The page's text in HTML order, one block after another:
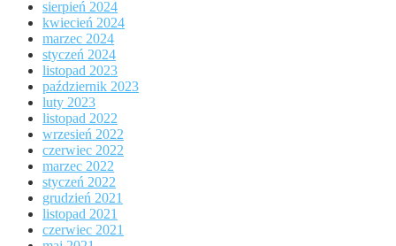
sierpień 2024
kwiecień 2024
marzec 2024
styczeń 2024
listopad 2023
październik 2023
luty 2023
listopad 2022
wrzesień 2022
czerwiec 2022
marzec 2022
styczeń 2022
grudzień 2021
listopad 2021
czerwiec 2021